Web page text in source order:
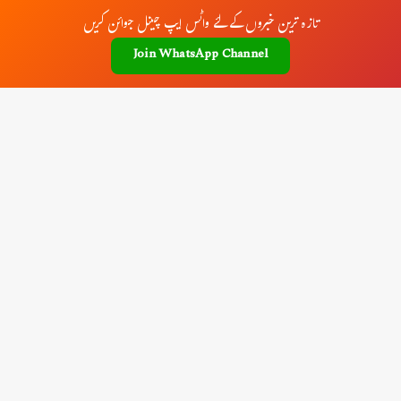
تازہ ترین خبروں کے لئے واٹس ایپ چینل جوائن کریں
Join WhatsApp Channel